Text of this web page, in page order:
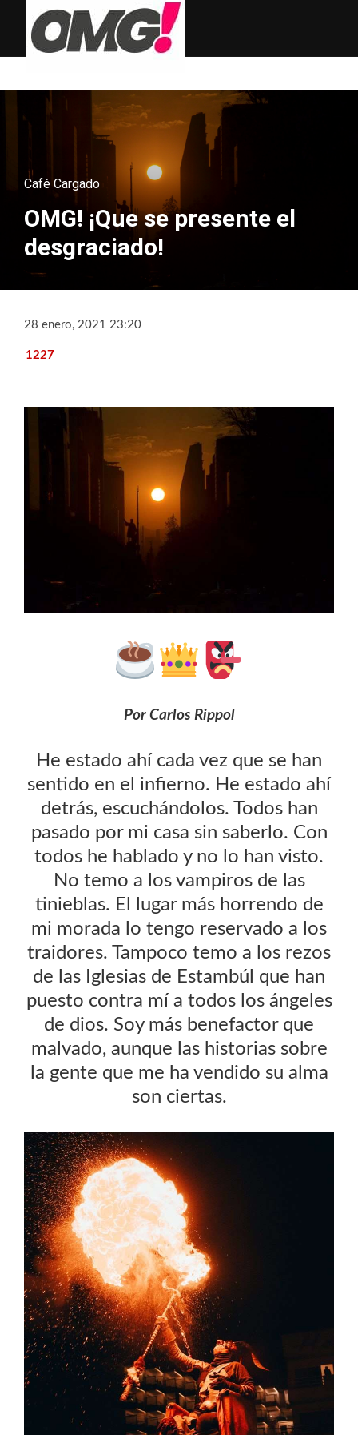
Café Cargado
OMG! ¡Que se presente el
desgraciado!
28 enero, 2021 23:20
1227
Por Carlos Rippol
He estado ahí cada vez que se han
sentido en el infierno. He estado ahí
detrás, escuchándolos. Todos han
pasado por mi casa sin saberlo. Con
todos he hablado y no lo han visto.
No temo a los vampiros de las
tinieblas. El lugar más horrendo de
mi morada lo tengo reservado a los
traidores. Tampoco temo a los rezos
de las Iglesias de Estambúl que han
puesto contra mí a todos los ángeles
de dios. Soy más benefactor que
malvado, aunque las historias sobre
la gente que me ha vendido su alma
son ciertas.